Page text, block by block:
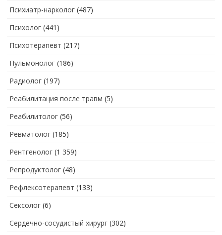
Психиатр-нарколог (487)
Психолог (441)
Психотерапевт (217)
Пульмонолог (186)
Радиолог (197)
Реабилитация после травм (5)
Реабилитолог (56)
Ревматолог (185)
Рентгенолог (1 359)
Репродуктолог (48)
Рефлексотерапевт (133)
Сексолог (6)
Сердечно-сосудистый хирург (302)